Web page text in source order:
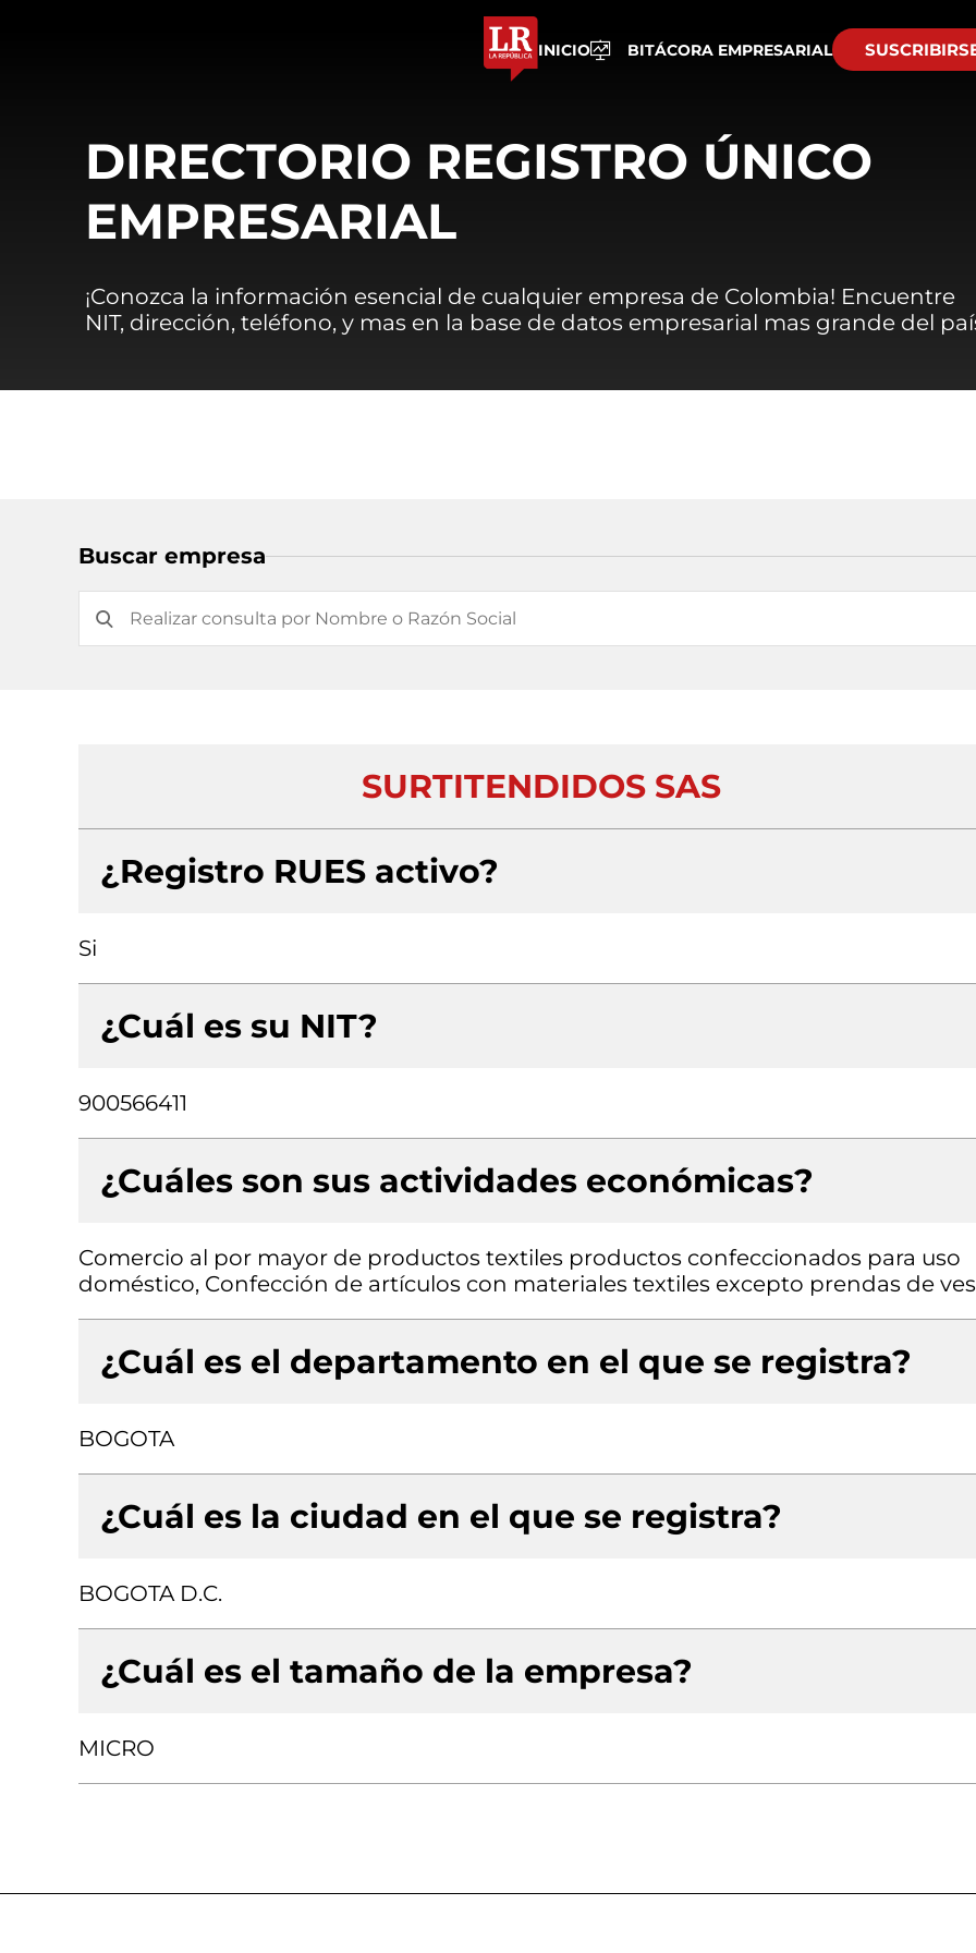
INICIO BITÁCORA EMPRESARIAL
DIRECTORIO REGISTRO ÚNICO
EMPRESARIAL
¡Conozca la información esencial de cualquier empresa de Colombia! Encuentre
NIT, dirección, teléfono, y mas en la base de datos empresarial mas grande del
Buscar empresa
SURTITENDIDOS SAS
¿Registro RUES activo?
Si
¿Cuál es su NIT?
900566411
¿Cuáles son sus actividades económicas?
Comercio al por mayor de productos textiles productos confeccionados para uso
doméstico, Confección de artículos con materiales textiles excepto prendas de
¿Cuál es el departamento en el que se registra?
BOGOTA
¿Cuál es la ciudad en el que se registra?
BOGOTA D.C.
¿Cuál es el tamaño de la empresa?
MICRO